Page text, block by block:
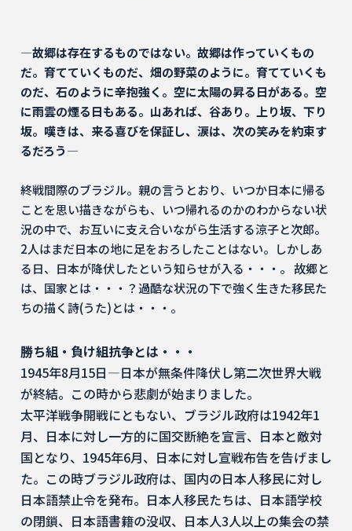
―故郷は存在するものではない。故郷は作っていくもの
だ。育てていくものだ、畑の野菜のように。育てていくも
のだ、石のように辛抱強く。空に太陽の昇る日がある。空
に雨雲の煙る日もある。山あれば、谷あり。上り坂、下り
坂。嘆きは、来る喜びを保証し、涙は、次の笑みを約束す
るだろう―
終戦間際のブラジル。親の言うとおり、いつか日本に帰る
ことを思い描きながらも、いつ帰れるのかのわからない状
況の中で、お互いに支え合いながら生活する涼子と次郎。
2人はまだ日本の地に足をおろしたことはない。しかしあ
る日、日本が降伏したという知らせが入る・・・。 故郷と
は、国家とは・・・？過酷な状況の下で強く生きた移民た
ちの描く詩(うた)とは・・・。
勝ち組・負け組抗争とは・・・
1945年8月15日―日本が無条件降伏し第二次世界大戦
が終結。この時から悲劇が始まりました。
太平洋戦争開戦にともない、ブラジル政府は1942年1
月、日本に対し一方的に国交断絶を宣言、日本と敵対
国となり、1945年6月、日本に対し宣戦布告を告げまし
た。この時ブラジル政府は、国内の日本人移民に対し
日本語禁止令を発布。日本人移民たちは、日本語学校
の閉鎖、日本語書籍の没収、日本人3人以上の集会の禁